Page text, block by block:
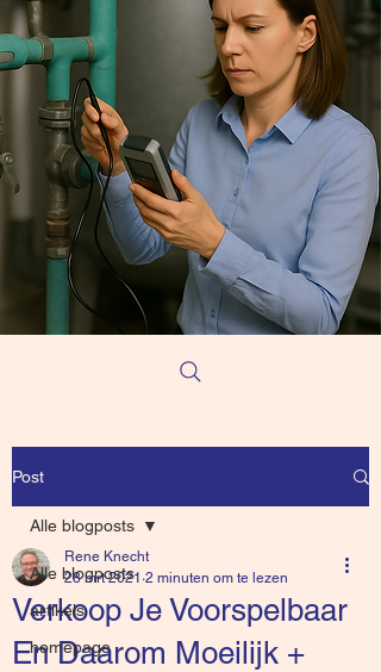
Post
Alle blogposts
artikels
homepage
Alle blogposts
Verkoop Je Voorspelbaar
En Daarom Moeilijk +
Rene Knecht
28 mrt 2021 2 minuten om te lezen